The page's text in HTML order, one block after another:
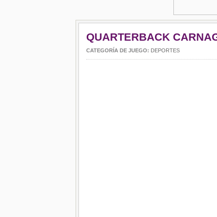
QUARTERBACK
CATEGORÍA DE JUEGO: DEPORTES